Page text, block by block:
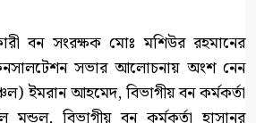
বন সংরক্ষক মোঃ মশিউর রহমানের
সভার আলোচনায় অংশ নেন
ইমরান আহমেদ, বিভাগীয় বন কর্মকর্তা